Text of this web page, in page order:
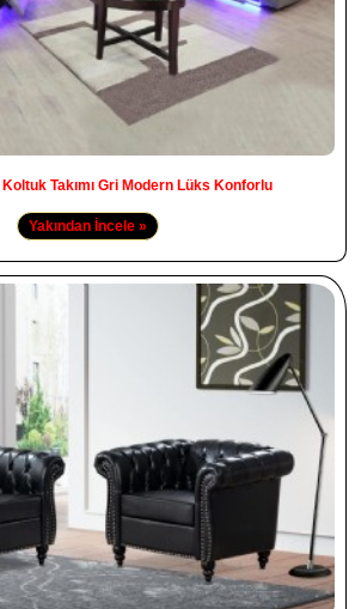
Takımı Gri Modern Lüks Konforlu
Yakından İncele »